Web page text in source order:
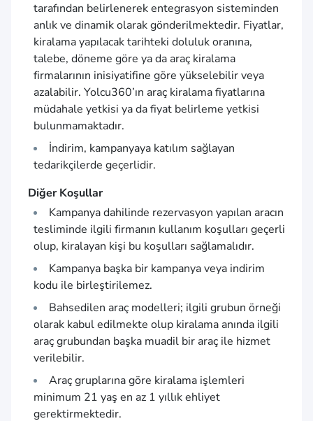
tarafından belirlenerek entegrasyon sisteminden
anlık ve dinamik olarak gönderilmektedir. Fiyatlar,
kiralama yapılacak tarihteki doluluk oranına,
talebe, döneme göre ya da araç kiralama
firmalarının inisiyatifine göre yükselebilir veya
azalabilir. Yolcu360’ın araç kiralama fiyatlarına
müdahale yetkisi ya da fiyat belirleme yetkisi
bulunmamaktadır.
İndirim, kampanyaya katılım sağlayan
tedarikçilerde geçerlidir.
Diğer Koşullar
Kampanya dahilinde rezervasyon yapılan aracın
tesliminde ilgili firmanın kullanım koşulları geçerli
olup, kiralayan kişi bu koşulları sağlamalıdır.
Kampanya başka bir kampanya veya indirim
kodu ile birleştirilemez.
Bahsedilen araç modelleri; ilgili grubun örneği
olarak kabul edilmekte olup kiralama anında ilgili
araç grubundan başka muadil bir araç ile hizmet
verilebilir.
Araç gruplarına göre kiralama işlemleri
minimum 21 yaş en az 1 yıllık ehliyet
gerektirmektedir.